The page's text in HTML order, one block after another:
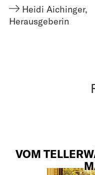
Heidi Aichinger,
Herausgeberin
VOM